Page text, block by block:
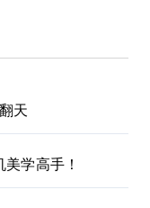
天
学高手！